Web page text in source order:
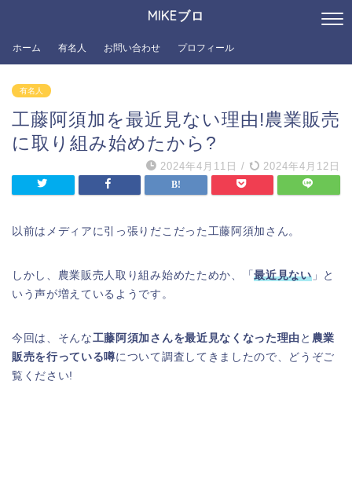
MIKEブロ
ホーム 有名人 お問い合わせ プロフィール
有名人
工藤阿須加を最近見ない理由!農業販売
に取り組み始めたから?
2024年4月11日 / 2024年4月12日
以前はメディアに引っ張りだこだった工藤阿須加さん。
しかし、農業販売人取り組み始めたためか、「最近見ない」と
いう声が増えているようです。
今回は、そんな工藤阿須加さんを最近見なくなった理由 と 農業
販売を行っている噂について調査してきましたので、どうぞご
覧ください!